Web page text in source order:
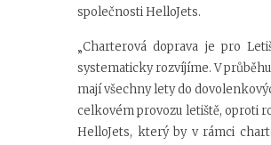
společnosti HelloJets.
„Charterová doprava je pro
systematicky rozvíjíme. V
mají všechny lety do
celkovém provozu letiště, oproti
HelloJets, který by v rámci